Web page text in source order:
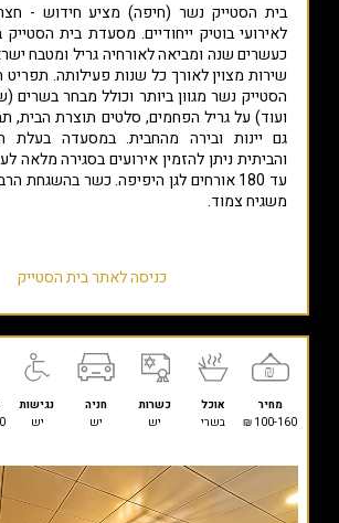
בית הסטייק נשר (חיפה) מציע חידוש -
לאירועי בוטיק ייחודיים. מסעדת בית
כעשרים שנה ומביאה לאורחיה גריל ומטבח
שירות מצוין לאורך כל שנות פעילותה. תפריט
הסטייק נשר מגוון ביותר וכולל מבחר בשרים
ועוד) על גריל הפחמים, סלטים תוצרת הבית,
גם יינות ובירה מהחבית. במסעדה בעלת
עד 180 אורחים לגן היפיפה. כשר בהשגחת
משגיח צמוד.
כניסה לאתר בית הסטייק
מחיר אוכל כשרות חניה נגישות
100-160 ₪
בשרי יש יש יש